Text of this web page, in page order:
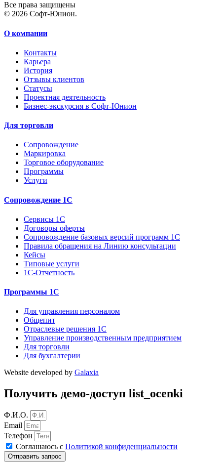
Все права защищены
© 2026 Софт-Юнион.
О компании
Контакты
Карьера
История
Отзывы клиентов
Статусы
Проектная деятельность
Бизнес-экскурсия в Софт-Юнион
Для торговли
Сопровождение
Маркировка
Торговое оборудование
Программы
Услуги
Сопровождение 1С
Сервисы 1С
Договоры оферты
Сопровождение базовых версий программ 1С
Правила обращения на Линию консультации
Кейсы
Типовые услуги
1С-Отчетность
Программы 1С
Для управления персоналом
Общепит
Отраслевые решения 1С
Управление производственным предприятием
Для торговли
Для бухгалтерии
Website developed by Galaxia
Получить демо-доступ list_ocenki
Ф.И.О.
Email
Телефон
Соглашаюсь с Политикой конфиденциальности
Отправить запрос